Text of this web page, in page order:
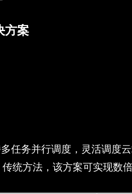
方案
任务并行调度，灵活调度
传统方法，该方案可实现数